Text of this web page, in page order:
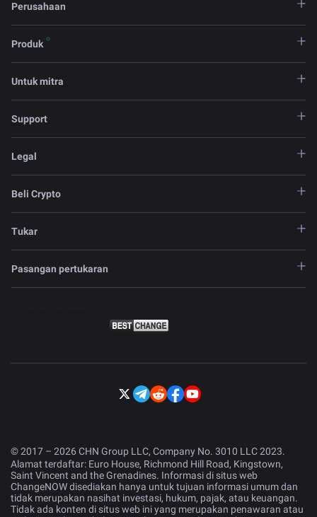
Perusahaan
Produk
Untuk mitra
Support
Legal
Beli Crypto
Tukar
Pasangan pertukaran
© 2017 – 2026 CHN Group LLC, Company No. 3010 LLC 2023.
Alamat terdaftar: Euro House, Richmond Hill Road, Kingstown,
Saint Vincent and the Grenadines. Informasi di situs web
ChangeNOW disediakan hanya untuk tujuan informasi umum dan
tidak merupakan nasihat investasi, hukum, pajak, atau keuangan.
Tidak ada konten di situs web ini yang merupakan penawaran atau